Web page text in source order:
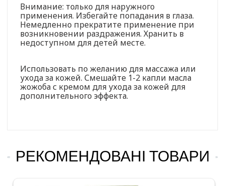
Внимание: только для наружного
применения. Избегайте попадания в глаза.
Немедленно прекратите применение при
возникновении раздражения. Хранить в
недоступном для детей месте.
Использовать по желанию для массажа или
ухода за кожей. Смешайте 1-2 капли масла
жожоба с кремом для ухода за кожей для
дополнительного эффекта.
РЕКОМЕНДОВАНІ ТОВАРИ